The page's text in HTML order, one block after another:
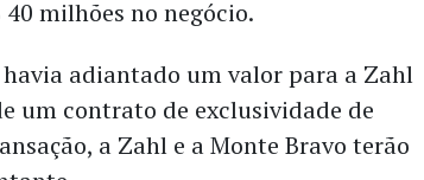
milhões no negócio.
havia adiantado um valor para a Zahl
um contrato de exclusividade de
a Zahl e a Monte Bravo terão